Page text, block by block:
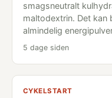
smagsneutralt
maltodextrin. Det kan
almindelig
5 dage siden
CYKELSTART